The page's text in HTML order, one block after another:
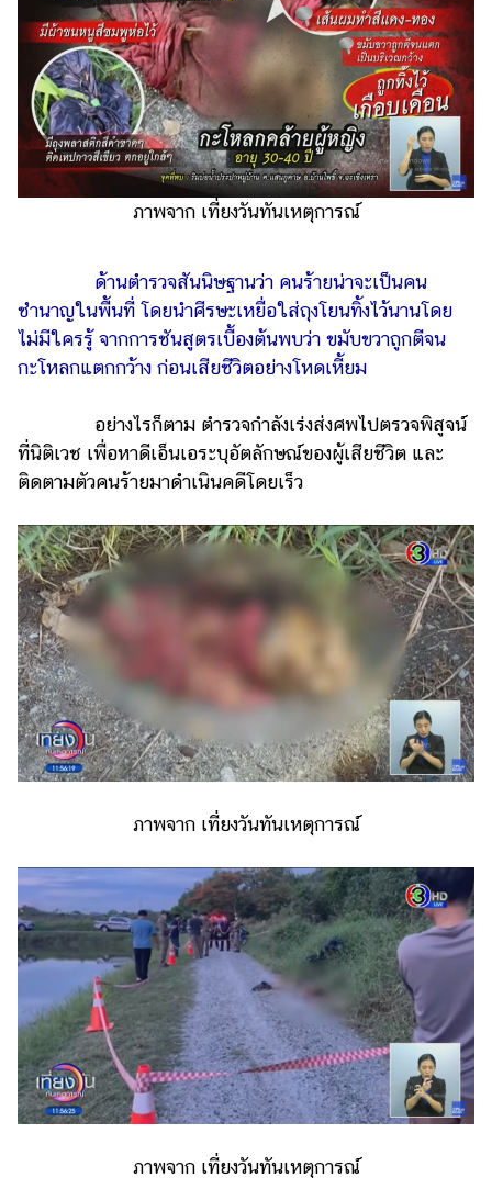
แอปฯ
กระปุก
คอร์ส
ออนไลน์
เรียน
เลข
ออนไลน์
แจ้ง
ปัญหา
ร่วม
เรา
ภาพจาก เที่ยงวันทันเหตุการณ์
ด้านตำรวจสันนิษฐานว่า คนร้ายน่าจะเป็นคน
ชำนาญในพื้นที่ โดยนำศีรษะเหยื่อใส่ถุงโยนทิ้งไว้นานโดย
ไม่มีใครรู้ จากการชันสูตรเบื้องต้นพบว่า ขมับขวาถูกตีจน
กะโหลกแตกกว้าง ก่อนเสียชีวิตอย่างโหดเหี้ยม
อย่างไรก็ตาม ตำรวจกำลังเร่งส่งศพไปตรวจพิสูจน์
ที่นิติเวช เพื่อหาดีเอ็นเอระบุอัตลักษณ์ของผู้เสียชีวิต และ
ติดตามตัวคนร้ายมาดำเนินคดีโดยเร็ว
ภาพจาก เที่ยงวันทันเหตุการณ์
ภาพจาก เที่ยงวันทันเหตุการณ์